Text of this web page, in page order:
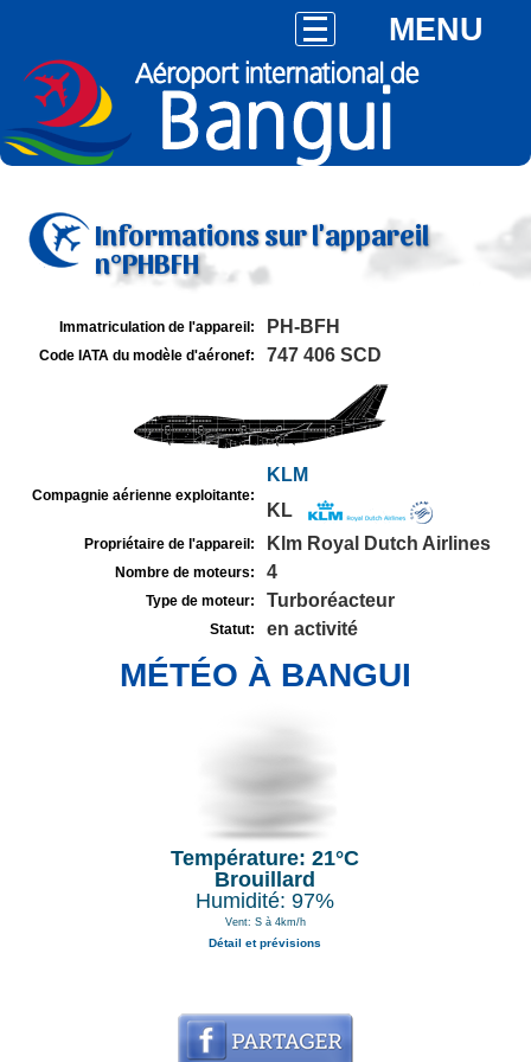
MENU
Informations sur l'appareil
n°PHBFH
Immatriculation de l'appareil: PH-BFH
Code IATA du modèle d'aéronef: 747 406 SCD
Compagnie aérienne exploitante:
KLM
KL
Propriétaire de l'appareil: Klm Royal Dutch Airlines
Nombre de moteurs: 4
Type de moteur: Turboréacteur
Statut: en activité
MÉTÉO À BANGUI
Température: 21°C
Brouillard
Humidité: 97%
Vent: S à 4km/h
Détail et prévisions